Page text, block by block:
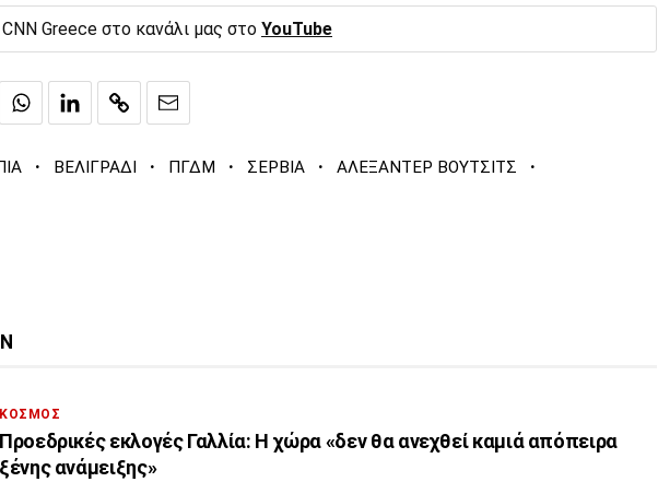
Greece στο κανάλι μας στο YouTube
· ΒΕΛΙΓΡΑΔΙ · ΠΓΔΜ · ΣΕΡΒΙΑ · ΑΛΕΞΑΝΤΕΡ ΒΟΥΤΣΙΤΣ ·
ΚΟΣΜΟΣ
Προεδρικές εκλογές Γαλλία: Η χώρα «δεν θα ανεχθεί καμιά απόπειρα
ξένης ανάμειξης»